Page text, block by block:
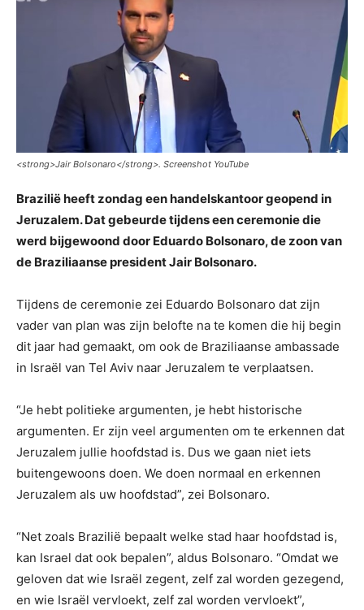
<strong>Jair Bolsonaro</strong>. Screenshot YouTube
Brazilië heeft zondag een handelskantoor geopend in
Jeruzalem. Dat gebeurde tijdens een ceremonie die
werd bijgewoond door Eduardo Bolsonaro, de zoon van
de Braziliaanse president Jair Bolsonaro.
Tijdens de ceremonie zei Eduardo Bolsonaro dat zijn
vader van plan was zijn belofte na te komen die hij begin
dit jaar had gemaakt, om ook de Braziliaanse ambassade
in Israël van Tel Aviv naar Jeruzalem te verplaatsen.
“Je hebt politieke argumenten, je hebt historische
argumenten. Er zijn veel argumenten om te erkennen dat
Jeruzalem jullie hoofdstad is. Dus we gaan niet iets
buitengewoons doen. We doen normaal en erkennen
Jeruzalem als uw hoofdstad”, zei Bolsonaro.
“Net zoals Brazilië bepaalt welke stad haar hoofdstad is,
kan Israel dat ook bepalen”, aldus Bolsonaro. “Omdat we
geloven dat wie Israël zegent, zelf zal worden gezegend,
en wie Israël vervloekt, zelf zal worden vervloekt”,